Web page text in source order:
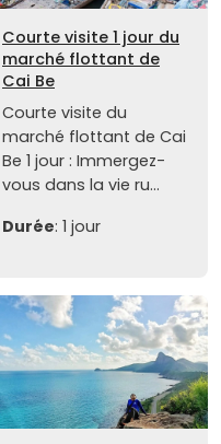
Courte visite 1 jour du
marché flottant de
Cai Be
Courte visite du
marché flottant de Cai
Be 1 jour : Immergez-
vous dans la vie ru...
Durée: 1 jour